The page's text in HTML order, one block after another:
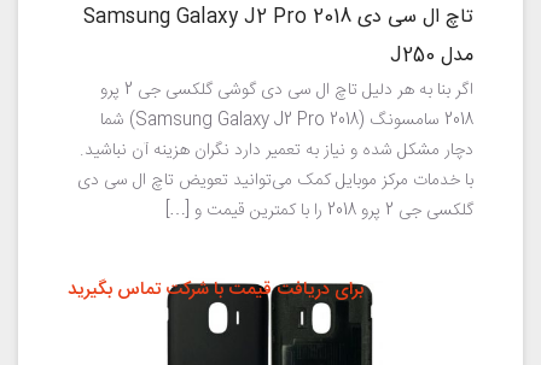
تاچ ال سی دی Samsung Galaxy J2 Pro 2018
مدل J250
اگر بنا به هر دلیل تاچ ال سی دی گوشی گلکسی جی 2 پرو
2018 سامسونگ (Samsung Galaxy J2 Pro 2018) شما
دچار مشکل شده و نیاز به تعمیر دارد نگران هزینه آن نباشید.
با خدمات مرکز موبایل کمک می‌توانید تعویض تاچ ال سی دی
گلکسی جی 2 پرو 2018 را با کمترین قیمت و […]
برای دریافت قیمت با شرکت تماس بگیرید